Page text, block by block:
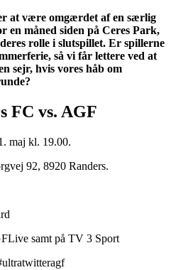
at være omgærdet af en særlig
en måned siden på Ceres Park,
rolle i slutspillet. Er spillerne
så vi får lettere ved at
sejr, hvis vores håb om
FC vs. AGF
maj kl. 19.00.
92, 8920 Randers.
samt på TV 3 Sport